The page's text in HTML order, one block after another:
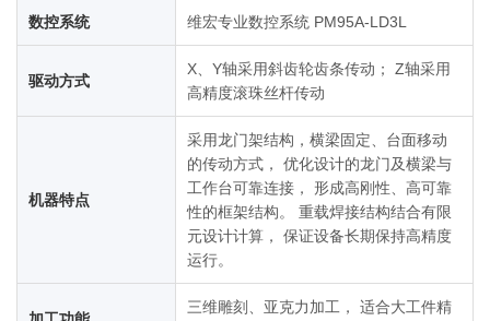
数控系统 维宏专业数控系统 PM95A-LD3L
驱动方式
X、Y轴采用斜齿轮齿条传动； Z轴采用
高精度滚珠丝杆传动
机器特点
采用龙门架结构，横梁固定、台面移动
的传动方式， 优化设计的龙门及横梁与
工作台可靠连接， 形成高刚性、高可靠
性的框架结构。 重载焊接结构结合有限
元设计计算， 保证设备长期保持高精度
运行。
三维雕刻、亚克力加工， 适合大工件精